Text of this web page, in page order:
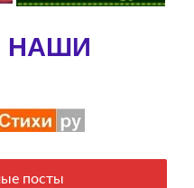
НАШИ
посты